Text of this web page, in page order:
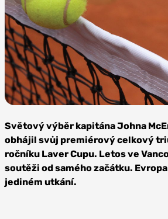
CC BY-SA 2.5 co
Světový výběr kapitána Johna
obhájil svůj premiérový celkový
ročníku Laver Cupu. Letos ve
soutěži od samého začátku.
jediném utkání.